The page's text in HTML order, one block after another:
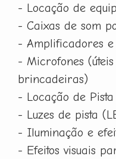
- Locação de
- Caixas de som
- Amplificadores e
- Microfones
brincadeiras)
- Locação de
- Luzes de pista
- Iluminação e
- Efeitos visuais